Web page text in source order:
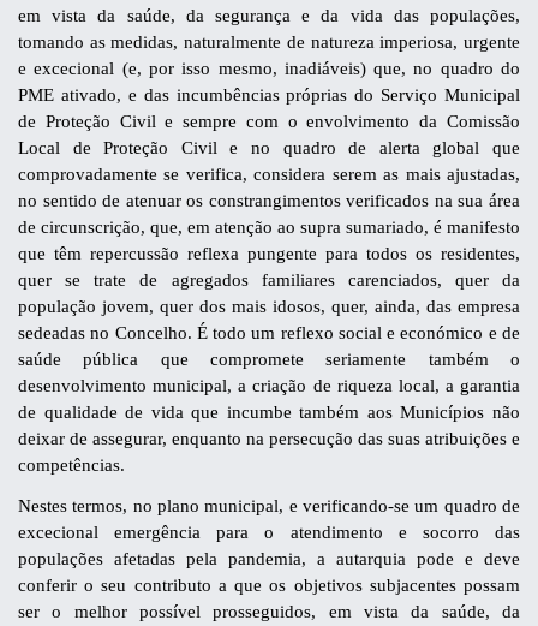
em vista da saúde, da segurança e da vida das populações,
tomando as medidas, naturalmente de natureza imperiosa, urgente
e excecional (e, por isso mesmo, inadiáveis) que, no quadro do
PME ativado, e das incumbências próprias do Serviço Municipal
de Proteção Civil e sempre com o envolvimento da Comissão
Local de Proteção Civil e no quadro de alerta global que
comprovadamente se verifica, considera serem as mais ajustadas,
no sentido de atenuar os constrangimentos verificados na sua área
de circunscrição, que, em atenção ao supra sumariado, é manifesto
que têm repercussão reflexa pungente para todos os residentes,
quer se trate de agregados familiares carenciados, quer da
população jovem, quer dos mais idosos, quer, ainda, das empresa
sedeadas no Concelho. É todo um reflexo social e económico e de
saúde pública que compromete seriamente também o
desenvolvimento municipal, a criação de riqueza local, a garantia
de qualidade de vida que incumbe também aos Municípios não
deixar de assegurar, enquanto na persecução das suas atribuições e
competências.
Nestes termos, no plano municipal, e verificando-se um quadro de
excecional emergência para o atendimento e socorro das
populações afetadas pela pandemia, a autarquia pode e deve
conferir o seu contributo a que os objetivos subjacentes possam
ser o melhor possível prosseguidos, em vista da saúde, da